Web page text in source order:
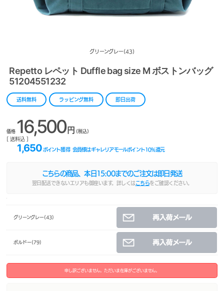
グリーングレー(43)
Repetto レペット Duffle bag size M ボストンバッグ
51204551232
送料無料 ラッピング無料 即日出荷
価格 16,500円 (税込)
[ 送料込 ]
1,650 ポイント獲得 会員様はギャレリアモールポイント10%還元
こちらの商品、本日 15:00までのご注文は即日発送
翌日配送できないエリアも御座います。詳しくは こちらをご確認ください。
グリーングレー(43)
ボルドー(79)
申し訳ございません。ただいま在庫がございません。